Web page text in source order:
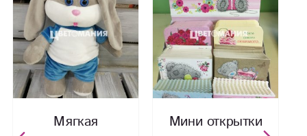
Мягкая
Мини открытки